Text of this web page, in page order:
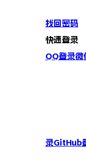
找回密码
快速登录
QQ登录微
录GitHub